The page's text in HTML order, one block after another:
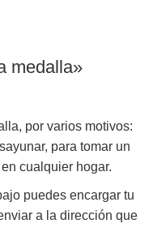
medalla»
por varios motivos:
para tomar un
cualquier hogar.
puedes encargar tu
a la dirección que